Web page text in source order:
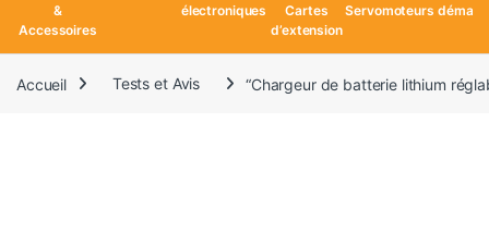
&
Accessoires
électroniques
Cartes
d’extension
Servomoteurs
Accueil Tests et Avis “Chargeur de batterie lithium